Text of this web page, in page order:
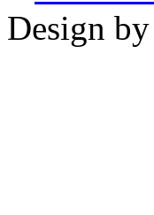
Design by